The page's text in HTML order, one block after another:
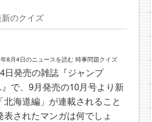
のクイズ
8月4日のニュースを読む 時事問題クイズ
日発売の雑誌『ジャンプ
で、9月発売の10月号より新
北海道編」が連載されること
表されたマンガは何でしょ